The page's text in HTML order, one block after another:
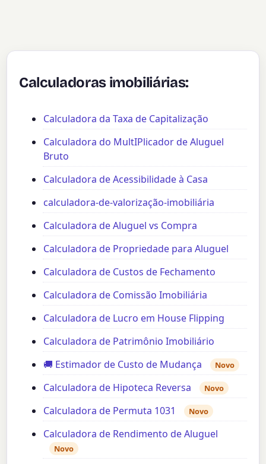
Calculadoras imobiliárias:
Calculadora da Taxa de Capitalização
Calculadora do MultIPlicador de Aluguel
Bruto
Calculadora de Acessibilidade à Casa
calculadora-de-valorização-imobiliária
Calculadora de Aluguel vs Compra
Calculadora de Propriedade para Aluguel
Calculadora de Custos de Fechamento
Calculadora de Comissão Imobiliária
Calculadora de Lucro em House Flipping
Calculadora de Patrimônio Imobiliário
🚚 Estimador de Custo de Mudança
Novo
Calculadora de Hipoteca Reversa Novo
Calculadora de Permuta 1031 Novo
Calculadora de Rendimento de Aluguel
Novo